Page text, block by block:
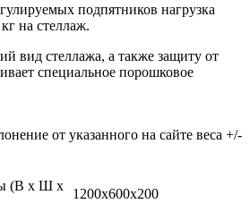
подпятников нагрузка
на стеллаж.
вид стеллажа, а также защиту от
специальное порошковое
от указанного на сайте веса +/-
(В х Ш х
1200x600x200